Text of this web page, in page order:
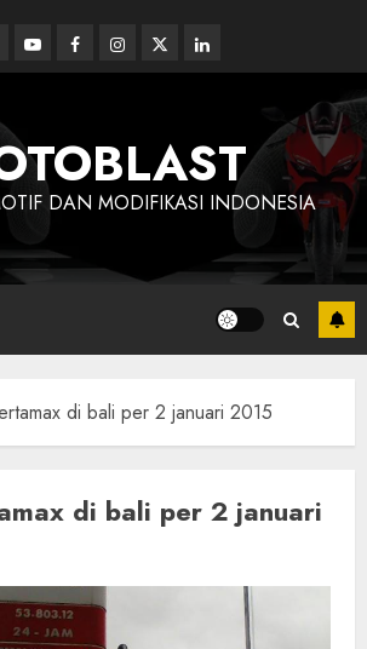
YoutubeFacebookInstagram
Twitterlinkedin
DAN MODIFIKASI INDONESIA
di bali per 2 januari 2015
di bali per 2 januari